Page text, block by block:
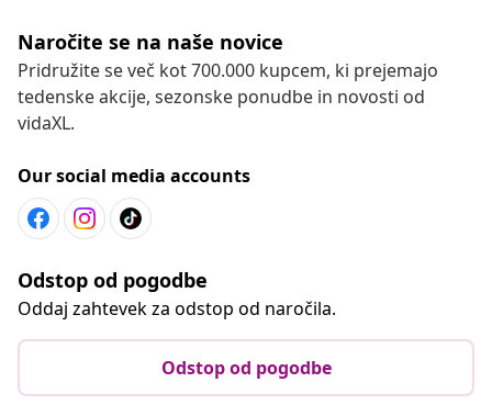
Naročite se na naše novice
Pridružite se več kot 700.000 kupcem, ki prejemajo
tedenske akcije, sezonske ponudbe in novosti od
vidaXL.
Our social media accounts
Odstop od pogodbe
Oddaj zahtevek za odstop od naročila.
Odstop od pogodbe